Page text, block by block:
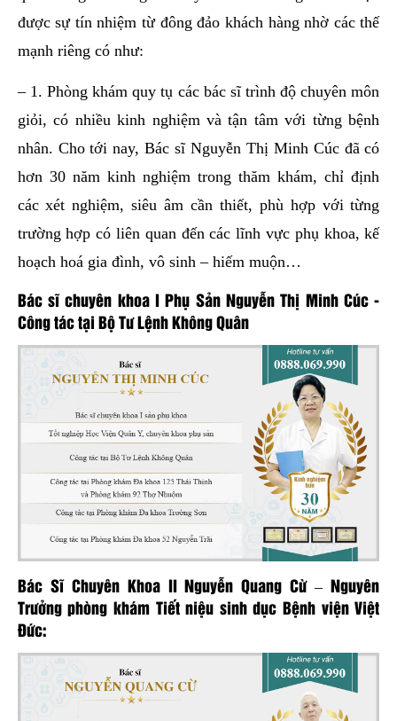
được sự tín nhiệm từ đông đảo khách hàng nhờ các thế
mạnh riêng có như:
– 1. Phòng khám quy tụ các bác sĩ trình độ chuyên môn
giỏi, có nhiều kinh nghiệm và tận tâm với từng bệnh
nhân. Cho tới nay, Bác sĩ Nguyễn Thị Minh Cúc đã có
hơn 30 năm kinh nghiệm trong thăm khám, chỉ định
các xét nghiệm, siêu âm cần thiết, phù hợp với từng
trường hợp có liên quan đến các lĩnh vực phụ khoa, kế
hoạch hoá gia đình, vô sinh – hiếm muộn…
Bác sĩ chuyên khoa I Phụ Sản Nguyễn Thị Minh Cúc -
Công tác tại Bộ Tư Lệnh Không Quân
Bác Sĩ Chuyên Khoa II Nguyễn Quang Cừ – Nguyên
Trưởng phòng khám Tiết niệu sinh dục Bệnh viện Việt
Đức: